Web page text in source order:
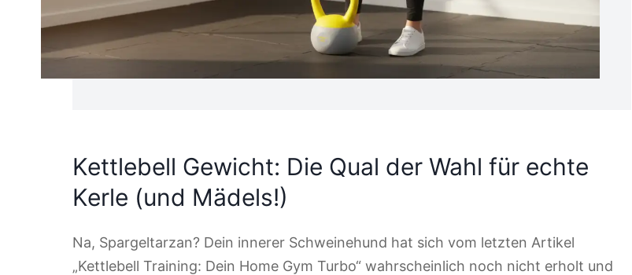
Kettlebell Gewicht: Die Qual der Wahl für echte
Kerle (und Mädels!)
Na, Spargeltarzan? Dein innerer Schweinehund hat sich vom letzten Artikel
„Kettlebell Training: Dein Home Gym Turbo“ wahrscheinlich noch nicht erholt und